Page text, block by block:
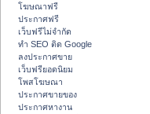
โฆษณาฟรี
ประกาศฟรี
เว็บฟรีไม่จำกัด
ทำ SEO ติด Google
ลงประกาศขาย
เว็บฟรียอดนิยม
โพสโฆษณา
ประกาศขายของ
ประกาศหางาน